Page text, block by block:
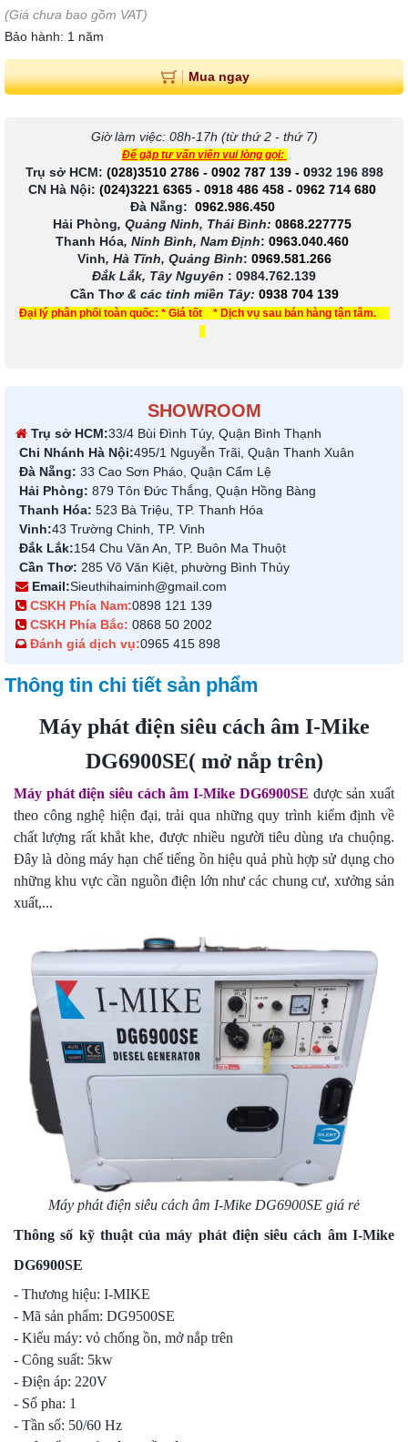
(Giá chưa bao gồm VAT)
Bảo hành: 1 năm
Mua ngay
Giờ làm việc: 08h-17h (từ thứ 2 - thứ 7)
Để gặp tư vấn viên vui lòng gọi:
Trụ sở HCM: (028)3510 2786 - 0902 787 139- 0932 196 898
CN Hà Nội: (024)3221 6365 - 0918 486 458 - 0962 714 680
Đà Nẵng: 0962.986.450
Hải Phòng, Quảng Ninh, Thái Bình: 0868.227775
Thanh Hóa, Ninh Bình, Nam Định: 0963.040.460
Vinh, Hà Tĩnh, Quảng Bình: 0969.581.266
Đắk Lắk, Tây Nguyên : 0984.762.139
Cần Thơ & các tỉnh miền Tây: 0938 704 139
Đại lý phân phối toàn quốc: * Giá tốt * Dịch vụ sau bán hàng tận tâm.
SHOWROOM
Trụ sở HCM:33/4 Bùi Đình Túy, Quận Bình Thạnh
Chi Nhánh Hà Nội:495/1 Nguyễn Trãi, Quận Thanh Xuân
Đà Nẵng: 33 Cao Sơn Pháo, Quận Cẩm Lệ
Hải Phòng: 879 Tôn Đức Thắng, Quận Hồng Bàng
Thanh Hóa: 523 Bà Triệu, TP. Thanh Hóa
Vinh:43 Trường Chinh, TP. Vinh
Đắk Lắk:154 Chu Văn An, TP. Buôn Ma Thuột
Cần Thơ: 285 Võ Văn Kiệt, phường Bình Thủy
Email:Sieuthihaiminh@gmail.com
CSKH Phía Nam:0898 121 139
CSKH Phía Bắc: 0868 50 2002
Đánh giá dịch vụ:0965 415 898
Thông tin chi tiết sản phẩm
Máy phát điện siêu cách âm I-Mike
DG6900SE( mở nắp trên)
Máy phát điện siêu cách âm I-Mike DG6900SE được sản xuất
theo công nghệ hiện đại, trải qua những quy trình kiểm định về
chất lượng rất khắt khe, được nhiều người tiêu dùng ưa chuộng.
Đây là dòng máy hạn chế tiếng ồn hiệu quả phù hợp sử dụng cho
những khu vực cần nguồn điện lớn như các chung cư, xưởng sản
xuất,...
Máy phát điện siêu cách âm I-Mike DG6900SE giá rẻ
Thông số kỹ thuật của máy phát điện siêu cách âm I-Mike
DG6900SE
- Thương hiệu: I-MIKE
- Mã sản phẩm: DG9500SE
- Kiểu máy: vỏ chống ồn, mở nắp trên
- Công suất: 5kw
- Điện áp: 220V
- Số pha: 1
- Tần số: 50/60 Hz